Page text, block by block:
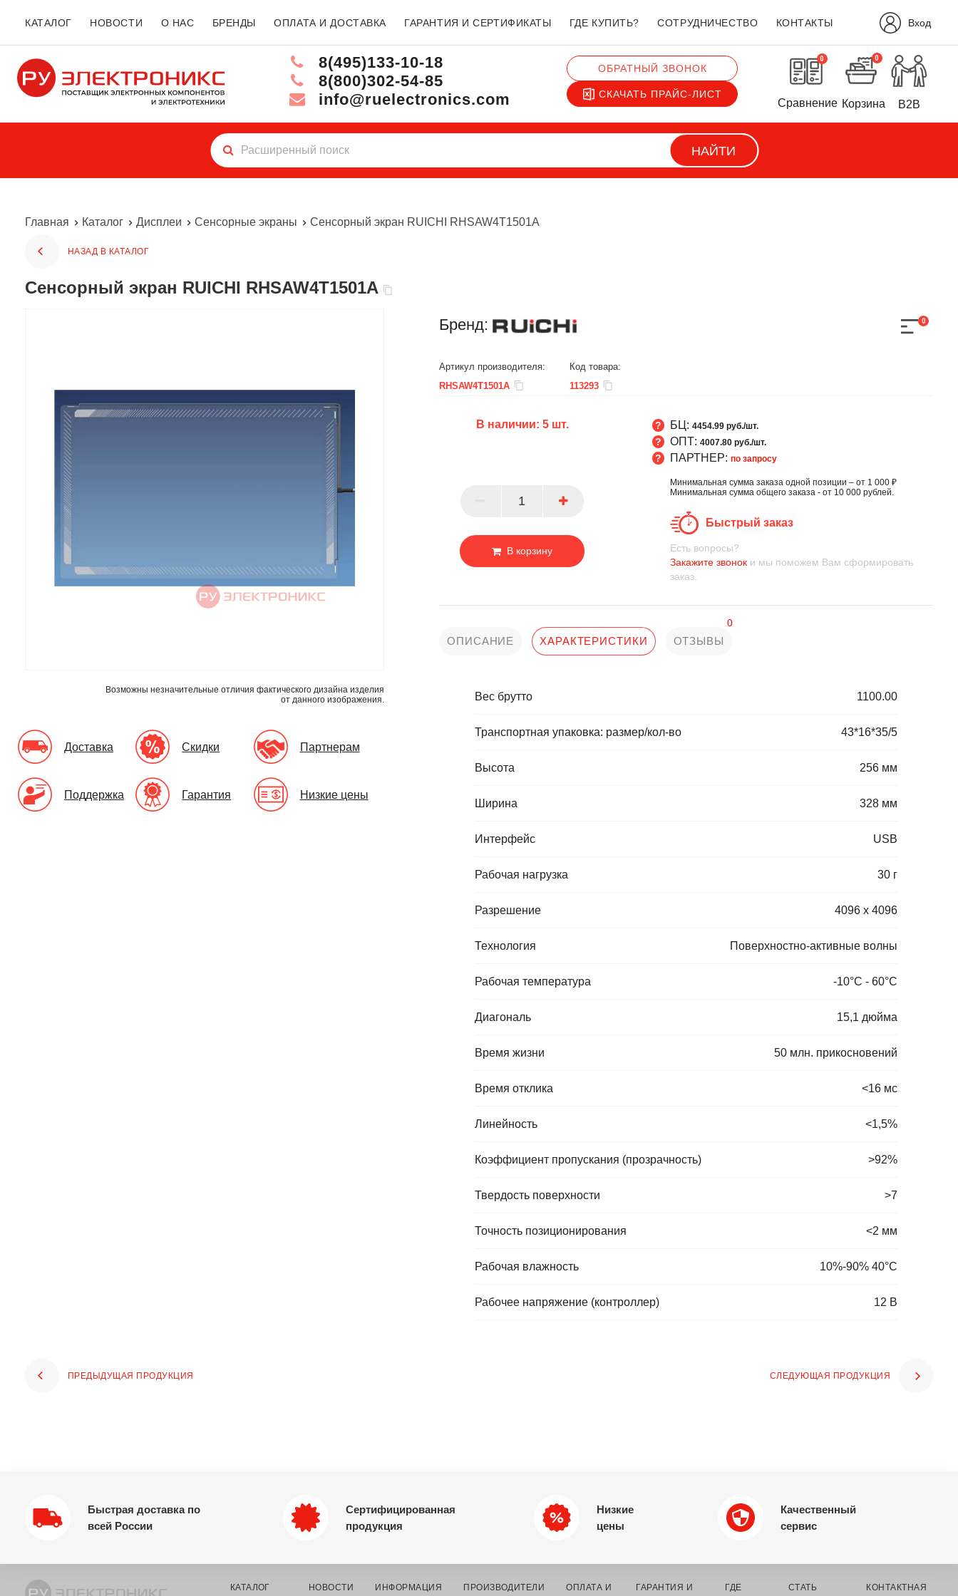
КАТАЛОГ НОВОСТИ О НАС БРЕНДЫ ОПЛАТА И ДОСТАВКА ГАРАНТИЯ И СЕРТИФИКАТЫ ГДЕ КУПИТЬ? СОТРУДНИЧЕСТВО КОНТАКТЫ Вход
8(495)133-10-18
8(800)302-54-85
info@ruelectronics.com
ОБРАТНЫЙ ЗВОНОК
СКАЧАТЬ ПРАЙС-ЛИСТ
0
Сравнение
0
Корзина B2B
НАЙТИ
Главная Каталог Дисплеи Сенсорные экраны Сенсорный экран RUICHI RHSAW4T1501A
НАЗАД В КАТАЛОГ
Сенсорный экран RUICHI RHSAW4T1501A
Возможны незначительные отличия фактического дизайна изделия
от данного изображения.
Доставка Скидки Партнерам
Поддержка Гарантия Низкие цены
Бренд: 0
Артикул производителя:
RHSAW4T1501A
Код товара:
113293
В наличии: 5шт.
В корзину
БЦ: 4454.99 руб./шт.
ОПТ: 4007.80 руб./шт.
ПАРТНЕР: по запросу
Минимальная сумма заказа одной позиции – от 1 000 ₽
Минимальная сумма общего заказа - от 10 000 рублей.
Быстрый заказ
Есть вопросы?
Закажите звоноки мы поможем Вам сформировать
заказ.
ОПИСАНИЕ ХАРАКТЕРИСТИКИ ОТЗЫВЫ
0
Вес брутто 1100.00
Транспортная упаковка: размер/кол-во 43*16*35/5
Высота 256 мм
Ширина 328 мм
Интерфейс USB
Рабочая нагрузка 30 г
Разрешение 4096 x 4096
Технология Поверхностно-активные волны
Рабочая температура -10°C - 60°C
Диагональ 15,1 дюйма
Время жизни 50 млн. прикосновений
Время отклика <16 мс
Линейность <1,5%
Коэффициент пропускания (прозрачность) >92%
Твердость поверхности >7
Точность позиционирования <2 мм
Рабочая влажность 10%-90% 40°C
Рабочее напряжение (контроллер) 12 В
ПРЕДЫДУЩАЯ ПРОДУКЦИЯ СЛЕДУЮЩАЯ ПРОДУКЦИЯ
Быстрая доставка по
всей России
Сертифицированная
продукция
Низкие
цены
Качественный
сервис
КАТАЛОГ НОВОСТИ ИНФОРМАЦИЯ ПРОИЗВОДИТЕЛИ ОПЛАТА И ГАРАНТИЯ И ГДЕ СТАТЬ КОНТАКТНАЯ